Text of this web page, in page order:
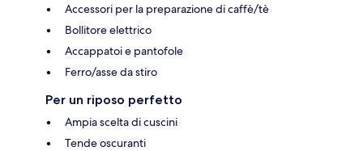
Accessori per la preparazione di caffè/tè
Bollitore elettrico
Accappatoi e pantofole
Ferro/asse da stiro
Per un riposo perfetto
Ampia scelta di cuscini
Tende oscuranti